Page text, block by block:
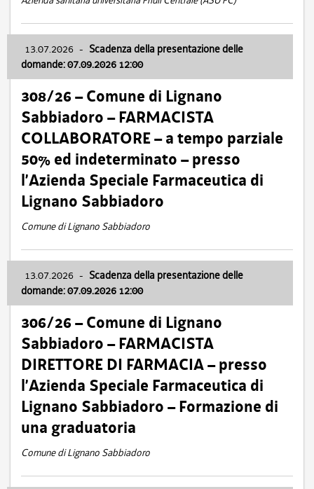
13.07.2026 - Scadenza della presentazione delle
domande: 07.09.2026 12:00
308/26 – Comune di Lignano
Sabbiadoro – FARMACISTA
COLLABORATORE – a tempo parziale
50% ed indeterminato – presso
l’Azienda Speciale Farmaceutica di
Lignano Sabbiadoro
Comune di Lignano Sabbiadoro
13.07.2026 - Scadenza della presentazione delle
domande: 07.09.2026 12:00
306/26 – Comune di Lignano
Sabbiadoro – FARMACISTA
DIRETTORE DI FARMACIA – presso
l’Azienda Speciale Farmaceutica di
Lignano Sabbiadoro – Formazione di
una graduatoria
Comune di Lignano Sabbiadoro